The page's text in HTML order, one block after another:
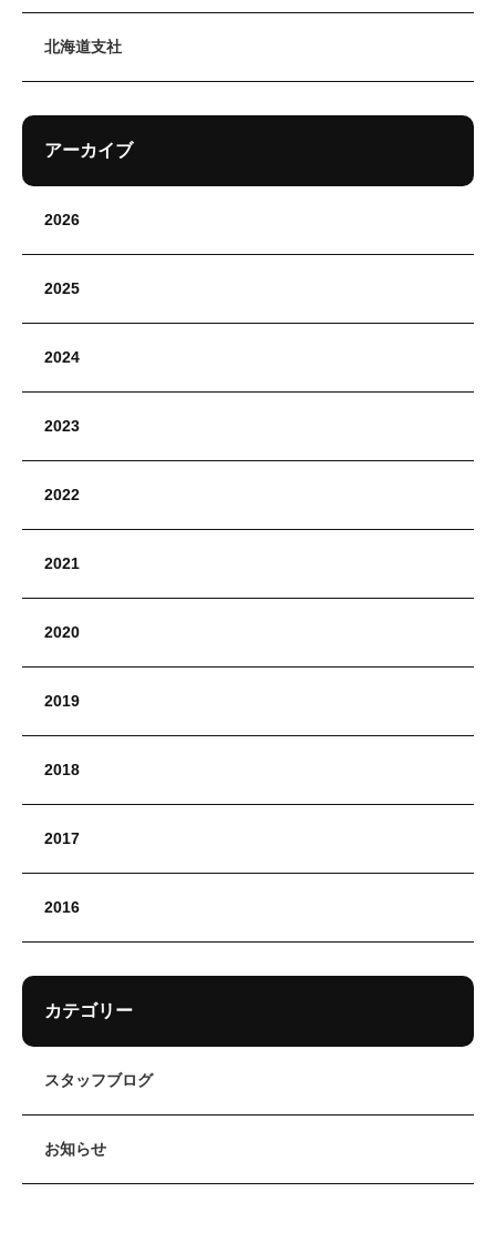
北海道支社
アーカイブ
2026
2025
2024
2023
2022
2021
2020
2019
2018
2017
2016
カテゴリー
スタッフブログ
お知らせ